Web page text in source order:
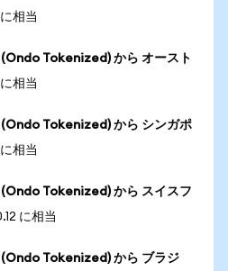
相当
Tokenized) から オースト
相当
Tokenized) から シンガポ
相当
Tokenized) から スイスフ
に相当
Tokenized) から ブラジ